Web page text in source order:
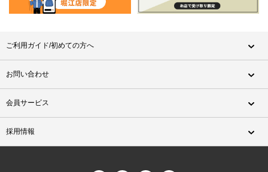
ご利用ガイド/初めての方へ
お問い合わせ
会員サービス
採用情報